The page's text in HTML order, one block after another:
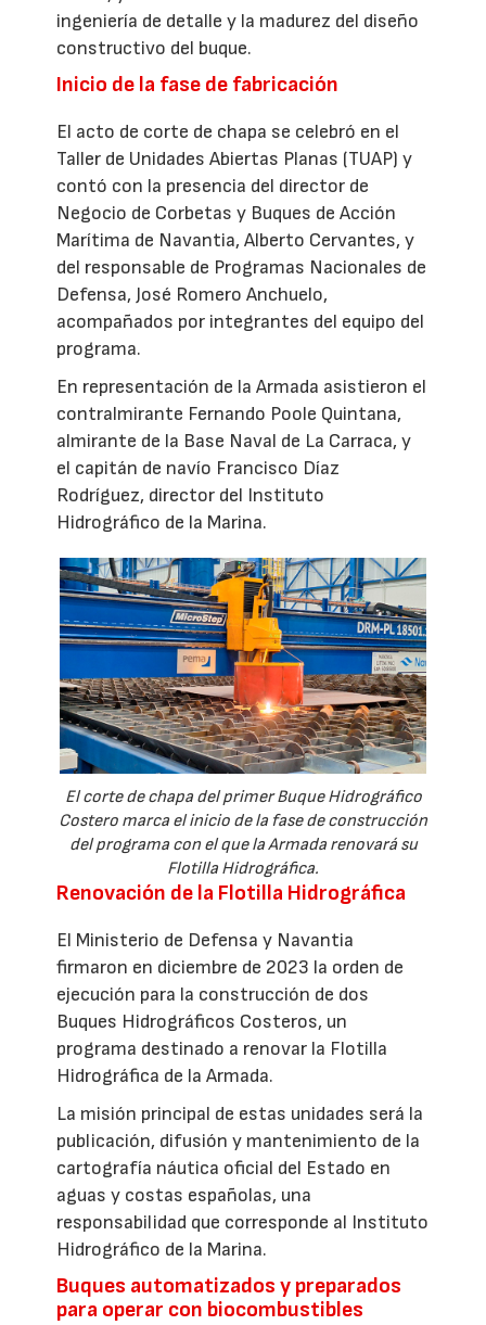
ingeniería de detalle y la madurez del diseño
constructivo del buque.
Inicio de la fase de fabricación
El acto de corte de chapa se celebró en el
Taller de Unidades Abiertas Planas (TUAP) y
contó con la presencia del director de
Negocio de Corbetas y Buques de Acción
Marítima de Navantia, Alberto Cervantes, y
del responsable de Programas Nacionales de
Defensa, José Romero Anchuelo,
acompañados por integrantes del equipo del
programa.
En representación de la Armada asistieron el
contralmirante Fernando Poole Quintana,
almirante de la Base Naval de La Carraca, y
el capitán de navío Francisco Díaz
Rodríguez, director del Instituto
Hidrográfico de la Marina.
El corte de chapa del primer Buque Hidrográfico
Costero marca el inicio de la fase de construcción
del programa con el que la Armada renovará su
Flotilla Hidrográfica.
Renovación de la Flotilla Hidrográfica
El Ministerio de Defensa y Navantia
firmaron en diciembre de 2023 la orden de
ejecución para la construcción de dos
Buques Hidrográficos Costeros, un
programa destinado a renovar la Flotilla
Hidrográfica de la Armada.
La misión principal de estas unidades será la
publicación, difusión y mantenimiento de la
cartografía náutica oficial del Estado en
aguas y costas españolas, una
responsabilidad que corresponde al Instituto
Hidrográfico de la Marina.
Buques automatizados y preparados
para operar con biocombustibles